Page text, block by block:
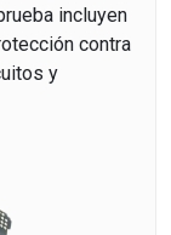
incluyen
contra
y